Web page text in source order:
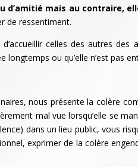
d’amitié mais au contraire,
de ressentiment.
celles des autres des
ou qu’elle n’est pas
nous présente la colère
mal vue lorsqu’elle se
dans un lieu public, vous
exprimer de la colère